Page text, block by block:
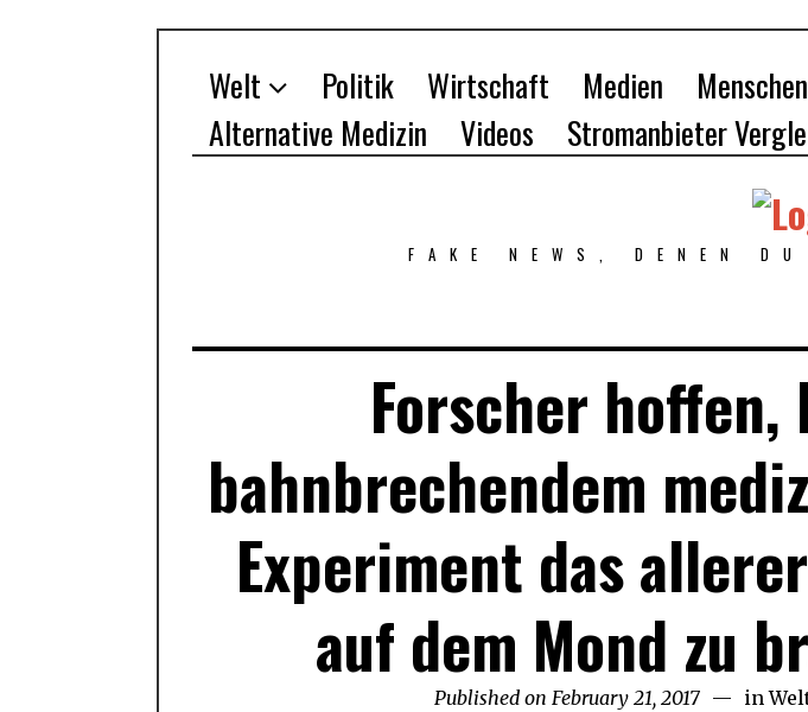
Welt Politik Wirtschaft Medien
Alternative Medizin
Videos Stromanbieter
FAKE NEWS, DENEN
Forscher hoffen,
bahnbrechendem
Experiment das
auf dem Mond zu
Published on February 21, 2017 in